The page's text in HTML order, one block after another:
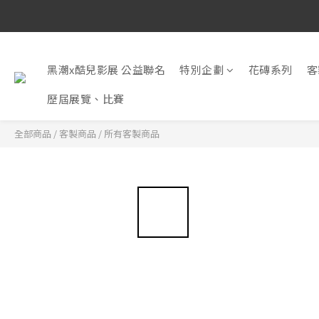
黑潮x酷兒影展 公益聯名 特別企劃 花磚系列
歷屆展覽、比賽
全部商品 / 客製商品 / 所有客製商品